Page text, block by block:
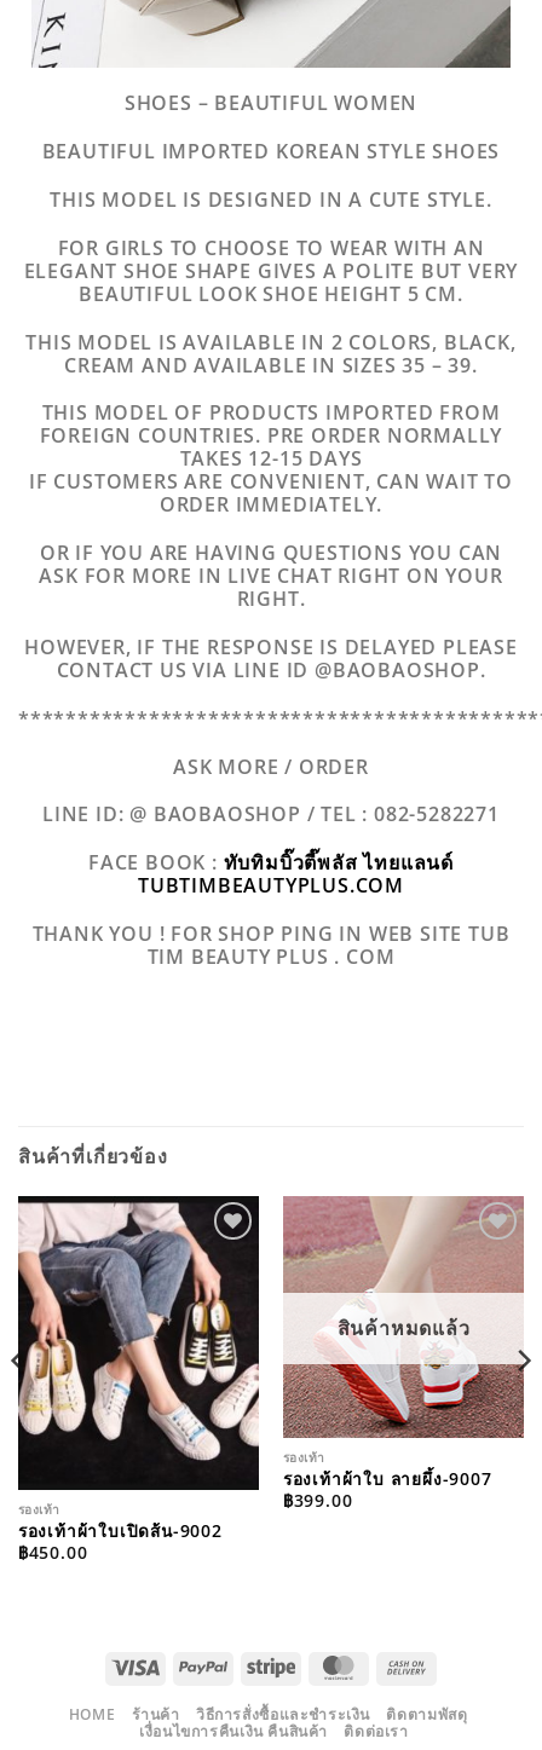
SHOES – BEAUTIFUL WOMEN
BEAUTIFUL IMPORTED KOREAN STYLE SHOES
THIS MODEL IS DESIGNED IN A CUTE STYLE.
FOR GIRLS TO CHOOSE TO WEAR WITH AN
ELEGANT SHOE SHAPE GIVES A POLITE BUT VERY
BEAUTIFUL LOOK SHOE HEIGHT 5 CM.
THIS MODEL IS AVAILABLE IN 2 COLORS, BLACK,
CREAM AND AVAILABLE IN SIZES 35 – 39.
THIS MODEL OF PRODUCTS IMPORTED FROM
FOREIGN COUNTRIES. PRE ORDER NORMALLY
TAKES 12-15 DAYS
IF CUSTOMERS ARE CONVENIENT, CAN WAIT TO
ORDER IMMEDIATELY.
OR IF YOU ARE HAVING QUESTIONS YOU CAN
ASK FOR MORE IN LIVE CHAT RIGHT ON YOUR
RIGHT.
HOWEVER, IF THE RESPONSE IS DELAYED PLEASE
CONTACT US VIA LINE ID @BAOBAOSHOP.
ASK MORE / ORDER
LINE ID: @ BAOBAOSHOP /TEL : 082-5282271
FACE BOOK : ทับทิมบิ๊วตี๊พลัส ไทยแลนด์
TUBTIMBEAUTYPLUS.COM
THANK YOU ! FOR SHOP PING IN WEB SITE TUB
TIM BEAUTY PLUS . COM
สินค้าที่เกี่ยวข้อง
ADD TO
WISHLIST
รองเท้า
รองเท้าผ้าใบเปิดส้น-9002
฿450.00
ADD TO
สินค้าหมดแล้ว
รองเท้า
รองเท้าผ้าใบ ลายผึ้ง-9007
฿399.00
VISA PAYPALSTRIPE MASTERCARD
DELIVERY
HOME ร้านค้า วิธีการสั่งซื้อและชำระเงิน
ติดตามพัสดุ
เงื่อนไขการคืนเงิน คืนสินค้า
ติดต่อเรา